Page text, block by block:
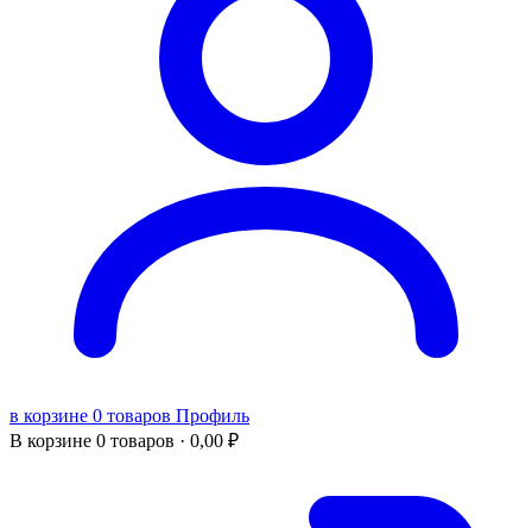
в корзине 0 товаров Профиль
В корзине 0 товаров · 0,00 ₽